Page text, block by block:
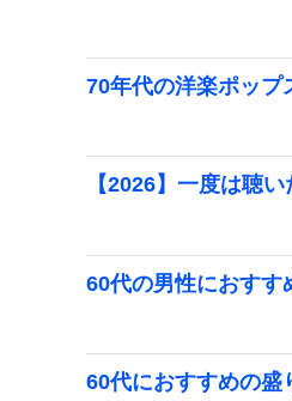
70年代の洋楽ポップ
【2026】一度は聴
60代の男性におすす
60代におすすめの盛